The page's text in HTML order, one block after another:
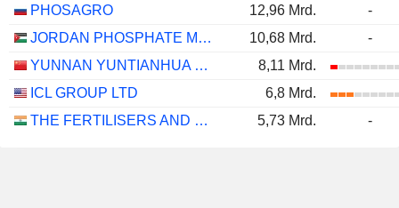
PHOSAGRO
12,96 Mrd.
-
JORDAN PHOSPHATE MINES CO. PLC
10,68 Mrd.
-
YUNNAN YUNTIANHUA CO., LTD.
8,11 Mrd.
ICL GROUP LTD
6,8 Mrd.
THE FERTILISERS AND CHEMICALS TRAVANCORE LIMITED
5,73 Mrd. -